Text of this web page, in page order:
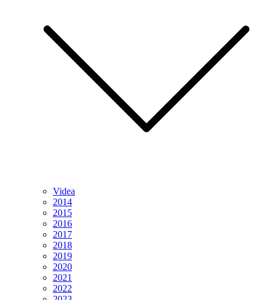
Videa
2014
2015
2016
2017
2018
2019
2020
2021
2022